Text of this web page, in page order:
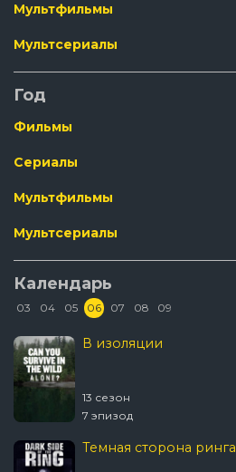
Мультфильмы
Мультсериалы
Год
Фильмы
Сериалы
Мультфильмы
Мультсериалы
Календарь
03 04 05 06 07 08 09
В изоляции
13 сезон
7 эпизод
Темная сторона ринга